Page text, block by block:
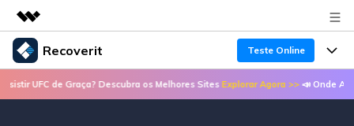
Produtos em destaque
Criatividade digital com IA generativa
Negócios
Recoverit Teste Online
de Graça? Descubra os Melhores SitesExplorar Agora >> 📣 Onde Assistir